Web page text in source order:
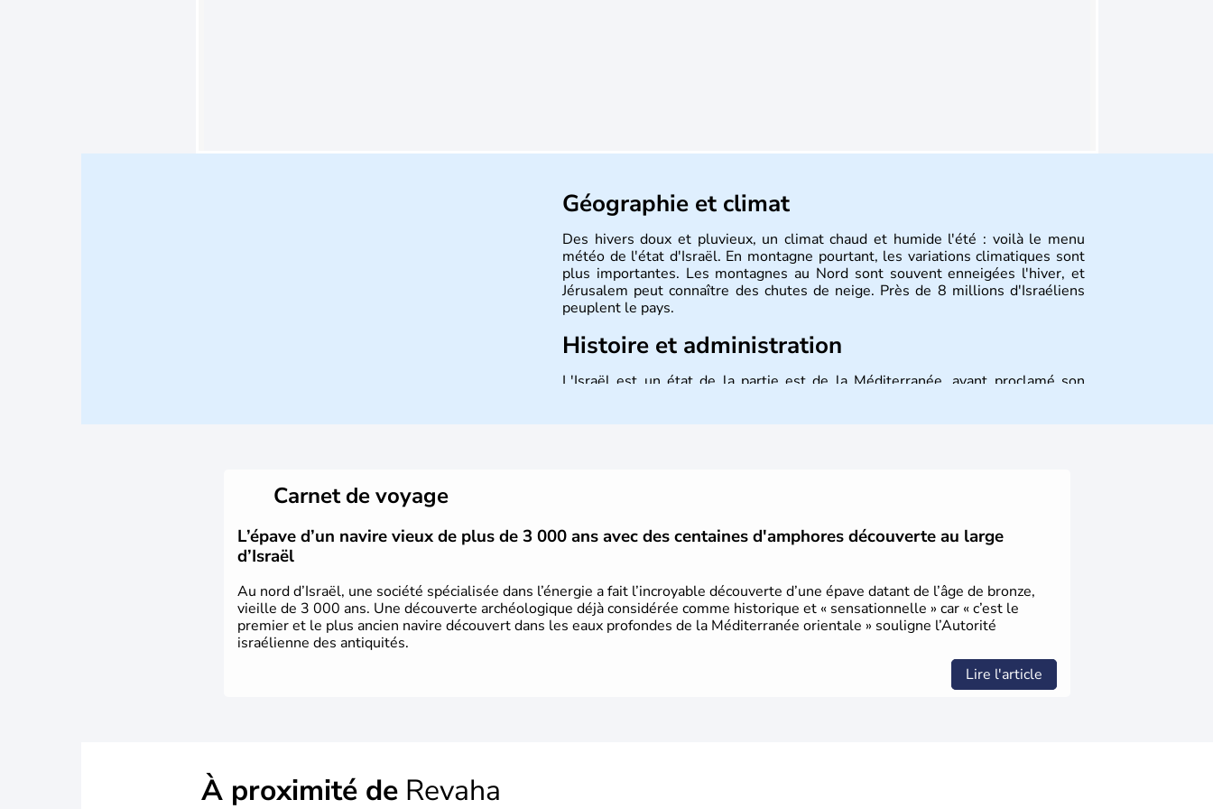
Géographie et climat
Des hivers doux et pluvieux, un climat chaud et humide l'été : voilà le menu
météo de l'état d'Israël. En montagne pourtant, les variations climatiques sont
plus importantes. Les montagnes au Nord sont souvent enneigées l'hiver, et
Jérusalem peut connaître des chutes de neige. Près de 8 millions d'Israéliens
peuplent le pays.
Histoire et administration
L'Israël est un état de la partie est de la Méditerranée, ayant proclamé son
Carnet de voyage
L’épave d’un navire vieux de plus de 3 000 ans avec des centaines d'amphores découverte au large
d’Israël
Au nord d’Israël, une société spécialisée dans l’énergie a fait l’incroyable découverte d’une épave datant de l’âge de bronze,
vieille de 3 000 ans. Une découverte archéologique déjà considérée comme historique et « sensationnelle » car « c’est le
premier et le plus ancien navire découvert dans les eaux profondes de la Méditerranée orientale » souligne l’Autorité
israélienne des antiquités.
Lire l'article
À proximité de Revaha